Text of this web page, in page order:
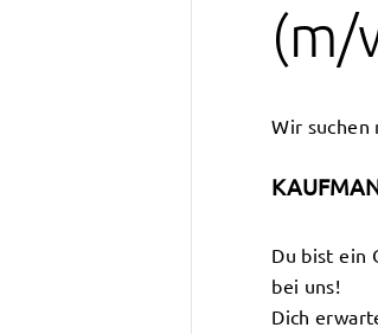
(m/
Wir
Du bist ein
bei uns!
Dich